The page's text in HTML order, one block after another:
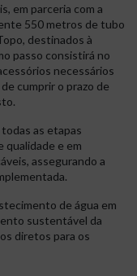
em parceria com a
550 metros de tubo
destinados à
passo consistirá no
necessários
cumprir o prazo de
as etapas
qualidade e em
assegurando a
de água em
sustentável da
diretos para os